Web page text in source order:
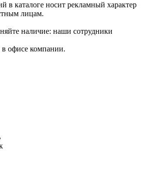
в каталоге носит рекламный характер
лицам.
наличие: наши сотрудники
в офисе компании.